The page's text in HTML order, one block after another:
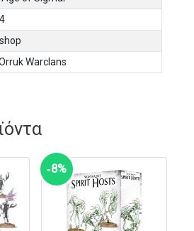
Warclans
‑8%